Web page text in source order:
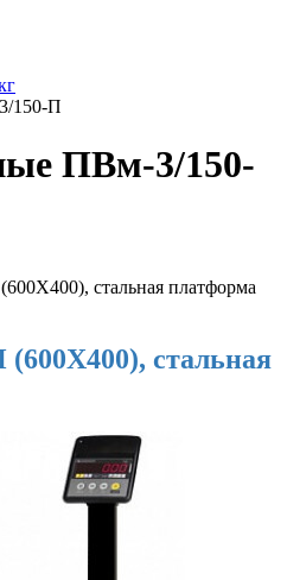
150-П
ПВм-3/150-
стальная платформа
стальная